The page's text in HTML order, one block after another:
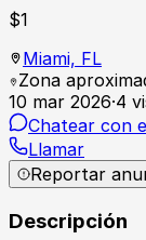
$1
Miami, FL
Zona
10 mar 2026·4
Chatear con
Llamar
Reportar
Descripción